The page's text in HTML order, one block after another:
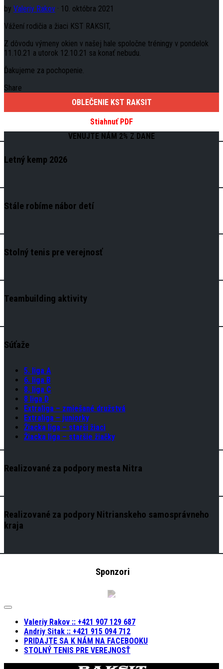
by Valeriy Rakov · 10. októbra 2021
Vážení rodičia a žiaci KST RAKSIT,
Z dôvodu výmeny okien v našej hale spoločne tréningy v pondelok
11.10.21 a utorok 12.10.21 sa konať nebudu.
Ďakujeme za pochopenie.
Share
OBLEČENIE KST RAKSIT
Stiahnuť PDF
VENUJTE NÁM 2% Z DANE
Letný kemp 2026
Stále robíme nábor detí
Stolný tenis pre verejnosť
Teambuilding aktivity
Súťaže
5. liga A
6. liga B
8. liga C
8 liga D
Extraliga – zmiešané družstvá
Extraliga – juniorky
Žiacka liga – starši žiaci
Žiacka liga – staršie žiačky
Realizované za podpory mesta Nitra
Realizované za podpory Nitrianskeho samosprávneho
kraja
Sponzori
Expand
Valeriy Rakov :: +421 907 129 687
Andriy Sitak :: +421 915 094 712
PRIDAJTE SA K NÁM NA FACEBOOKU
STOLNÝ TENIS PRE VEREJNOSŤ